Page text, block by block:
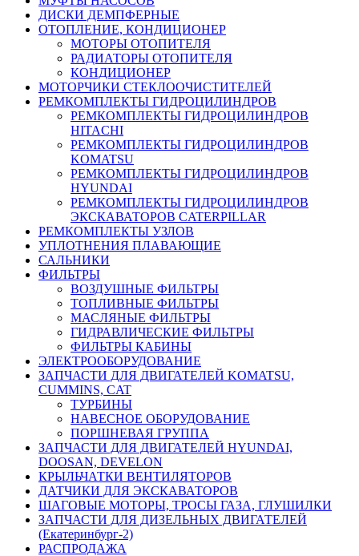
ДИСКИ ДЕМПФЕРНЫЕ
ОТОПЛЕНИЕ, КОНДИЦИОНЕР
МОТОРЫ ОТОПИТЕЛЯ
РАДИАТОРЫ ОТОПИТЕЛЯ
КОНДИЦИОНЕР
МОТОРЧИКИ СТЕКЛООЧИСТИТЕЛЕЙ
РЕМКОМПЛЕКТЫ ГИДРОЦИЛИНДРОВ
РЕМКОМПЛЕКТЫ ГИДРОЦИЛИНДРОВ
HITACHI
РЕМКОМПЛЕКТЫ ГИДРОЦИЛИНДРОВ
KOMATSU
РЕМКОМПЛЕКТЫ ГИДРОЦИЛИНДРОВ
HYUNDAI
РЕМКОМПЛЕКТЫ ГИДРОЦИЛИНДРОВ
ЭКСКАВАТОРОВ CATERPILLAR
РЕМКОМПЛЕКТЫ УЗЛОВ
УПЛОТНЕНИЯ ПЛАВАЮЩИЕ
САЛЬНИКИ
ФИЛЬТРЫ
ВОЗДУШНЫЕ ФИЛЬТРЫ
ТОПЛИВНЫЕ ФИЛЬТРЫ
МАСЛЯНЫЕ ФИЛЬТРЫ
ГИДРАВЛИЧЕСКИЕ ФИЛЬТРЫ
ФИЛЬТРЫ КАБИНЫ
ЭЛЕКТРООБОРУДОВАНИЕ
ЗАПЧАСТИ ДЛЯ ДВИГАТЕЛЕЙ KOMATSU,
CUMMINS, CAT
ТУРБИНЫ
НАВЕСНОЕ ОБОРУДОВАНИЕ
ПОРШНЕВАЯ ГРУППА
ЗАПЧАСТИ ДЛЯ ДВИГАТЕЛЕЙ HYUNDAI,
DOOSAN, DEVELON
КРЫЛЬЧАТКИ ВЕНТИЛЯТОРОВ
ДАТЧИКИ ДЛЯ ЭКСКАВАТОРОВ
ШАГОВЫЕ МОТОРЫ, ТРОСЫ ГАЗА, ГЛУШИЛКИ
ЗАПЧАСТИ ДЛЯ ДИЗЕЛЬНЫХ ДВИГАТЕЛЕЙ
(Екатеринбург-2)
РАСПРОДАЖА